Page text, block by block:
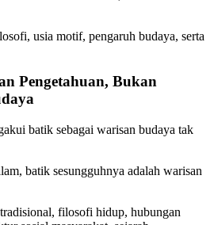
usia motif, pengaruh budaya, serta
Pengetahuan, Bukan
batik sebagai warisan budaya tak
batik sesungguhnya adalah warisan
filosofi hidup, hubungan